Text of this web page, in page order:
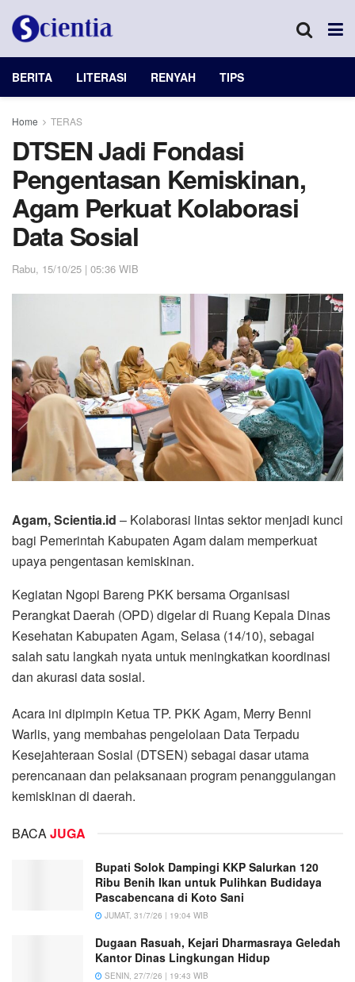
BERITA LITERASI RENYAH TIPS
Home TERAS
DTSEN Jadi Fondasi
Pengentasan Kemiskinan,
Agam Perkuat Kolaborasi
Data Sosial
Rabu, 15/10/25 | 05:36 WIB
Agam, Scientia.id – Kolaborasi lintas sektor menjadi kunci
bagi Pemerintah Kabupaten Agam dalam memperkuat
upaya pengentasan kemiskinan.
Kegiatan Ngopi Bareng PKK bersama Organisasi
Perangkat Daerah (OPD) digelar di Ruang Kepala Dinas
Kesehatan Kabupaten Agam, Selasa (14/10), sebagai
salah satu langkah nyata untuk meningkatkan koordinasi
dan akurasi data sosial.
Acara ini dipimpin Ketua TP. PKK Agam, Merry Benni
Warlis, yang membahas pengelolaan Data Terpadu
Kesejahteraan Sosial (DTSEN) sebagai dasar utama
perencanaan dan pelaksanaan program penanggulangan
kemiskinan di daerah.
BACAJUGA
Bupati Solok Dampingi KKP Salurkan 120
Ribu Benih Ikan untuk Pulihkan Budidaya
Pascabencana di Koto Sani
JUMAT, 31/7/26 | 19:04 WIB
Dugaan Rasuah, Kejari Dharmasraya Geledah
Kantor Dinas Lingkungan Hidup
SENIN, 27/7/26 | 19:43 WIB